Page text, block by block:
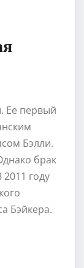
Ее первый
Бэлли.
брак
году
Бэйкера.